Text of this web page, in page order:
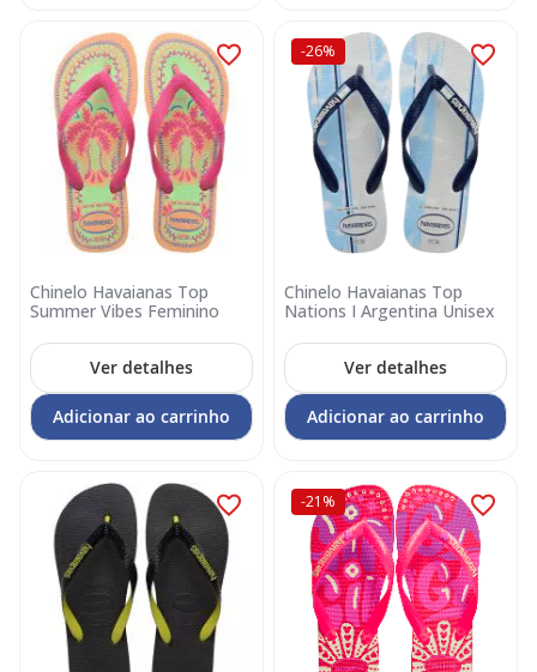
Chinelo Havaianas Top
Summer Vibes Feminino
Ver detalhes
Adicionar ao carrinho
-26%
Chinelo Havaianas Top
Nations I Argentina Unisex
Ver detalhes
Adicionar ao carrinho
-21%